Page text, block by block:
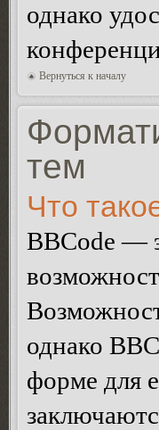
однако
Вернуться к началу
тем
Что
BBCode —
однако
форме для